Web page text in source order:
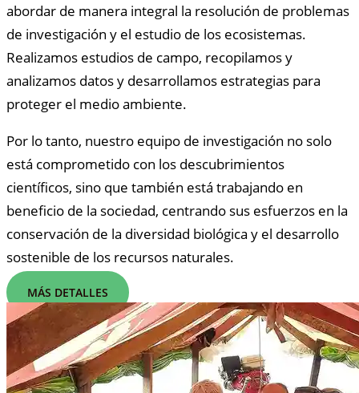
abordar de manera integral la resolución de problemas
de investigación y el estudio de los ecosistemas.
Realizamos estudios de campo, recopilamos y
analizamos datos y desarrollamos estrategias para
proteger el medio ambiente.
Por lo tanto, nuestro equipo de investigación no solo
está comprometido con los descubrimientos
científicos, sino que también está trabajando en
beneficio de la sociedad, centrando sus esfuerzos en la
conservación de la diversidad biológica y el desarrollo
sostenible de los recursos naturales.
MÁS DETALLES